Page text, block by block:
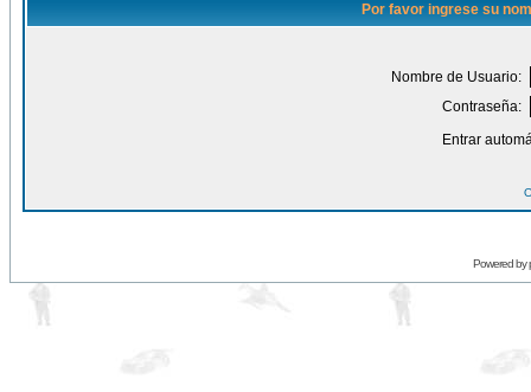
Por favor ingrese su
Nombre de Usuario:
Contraseña:
Entrar
Powered by